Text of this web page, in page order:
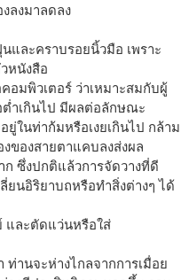
ลงมาลดลง
และคราบรอยนิ้วมือ เพราะ
หนังสือ
อมพิวเตอร์ ว่าเหมาะสมกับผู้
ต่ำเกินไป มีผลต่อลักษณะ
ในท่าก้มหรือเงยเกินไป กล้าม
ของสายตาแคบลงส่งผล
ซึ่งปกติแล้วการจัดวางที่ดี
ยนอิริยาบถหรือทำสิ่งต่างๆ ได้
และตัดแว่นหรือใส่
านจะห่างไกลจากการเมื่อย